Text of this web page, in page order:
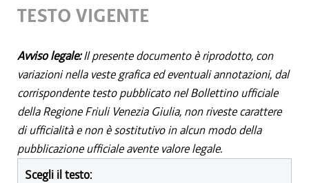
TESTO VIGENTE
Avviso legale:Il presente documento è riprodotto, con
variazioni nella veste grafica ed eventuali annotazioni, dal
corrispondente testo pubblicato nel Bollettino ufficiale
della Regione Friuli Venezia Giulia, non riveste carattere
di ufficialità e non è sostitutivo in alcun modo della
pubblicazione ufficiale avente valore legale.
Scegli il testo: